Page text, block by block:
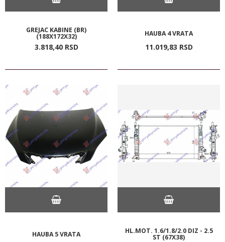
GREJAC KABINE (BR)
(188X172X32)
3.818,40 RSD
HAUBA 4 VRATA
11.019,83 RSD
HAUBA 5 VRATA HL.MOT. 1.6/1.8/2.0 DIZ - 2.5
ST (67X38)